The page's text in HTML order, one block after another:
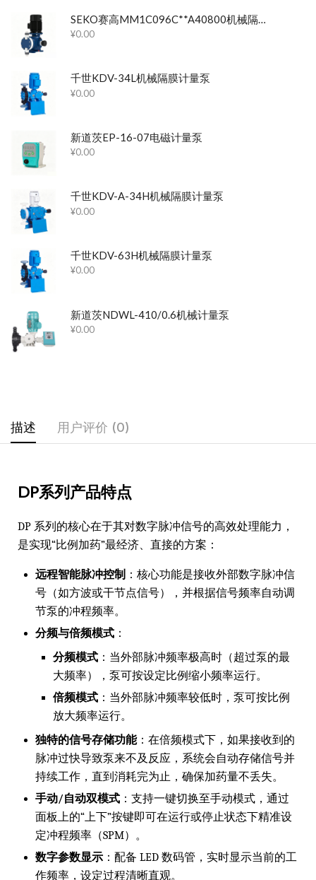
SEKO赛高MM1C096C**A40800机械隔膜计量泵
¥0.00
千世KDV-34L机械隔膜计量泵
¥0.00
新道茨EP-16-07电磁计量泵
¥0.00
千世KDV-A-34H机械隔膜计量泵
¥0.00
千世KDV-63H机械隔膜计量泵
¥0.00
新道茨NDWL-410/0.6机械计量泵
¥0.00
描述 用户评价 (0)
DP系列产品特点
DP 系列的核心在于其对数字脉冲信号的高效处理能力，
是实现“比例加药”最经济、直接的方案：
远程智能脉冲控制 ：核心功能是接收外部数字脉冲信
号（如方波或干节点信号），并根据信号频率自动调
节泵的冲程频率。
分频与倍频模式 ：
分频模式 ：当外部脉冲频率极高时（超过泵的最
大频率），泵可按设定比例缩小频率运行。
倍频模式 ：当外部脉冲频率较低时，泵可按比例
放大频率运行。
独特的信号存储功能：在倍频模式下，如果接收到的
脉冲过快导致泵来不及反应，系统会自动存储信号并
持续工作，直到消耗完为止，确保加药量不丢失。
手动/自动双模式 ：支持一键切换至手动模式，通过
面板上的“上下”按键即可在运行或停止状态下精准设
定冲程频率（SPM）。
数字参数显示 ：配备 LED 数码管，实时显示当前的工
作频率，设定过程清晰直观。